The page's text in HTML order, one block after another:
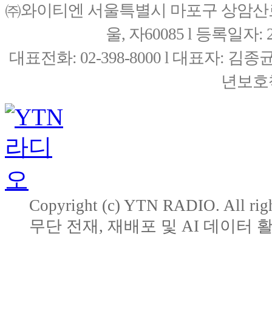
㈜와이티엔 서울특별시 마포구 상암
울, 자60085 l 등록일자:
대표전화: 02-398-8000 l 대표자: 김종
년보
Copyright (c) YTN RADIO. All
무단 전재, 재배포 및 AI 데이터